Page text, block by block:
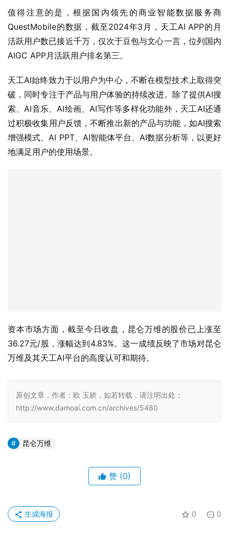
值得注意的是，根据国内领先的商业智能数据服务商
QuestMobile的数据，截至2024年3月，天工AI APP的月
活跃用户数已接近千万，仅次于豆包与文心一言，位列国内
AIGC APP月活跃用户排名第三。
天工AI始终致力于以用户为中心，不断在模型技术上取得突
破，同时专注于产品与用户体验的持续改进。除了提供AI搜
索、AI音乐、AI绘画、AI写作等多样化功能外，天工AI还通
过积极收集用户反馈，不断推出新的产品与功能，如AI搜索
增强模式、AI PPT、AI智能体平台、AI数据分析等，以更好
地满足用户的使用场景。
资本市场方面，截至今日收盘，昆仑万维的股价已上涨至
36.27元/股，涨幅达到4.83%。这一成绩反映了市场对昆仑
万维及其天工AI平台的高度认可和期待。
原创文章，作者：欧 玉娇，如若转载，请注明出处：
http://www.damoai.com.cn/archives/5480
昆仑万维
赞(0)
生成海报